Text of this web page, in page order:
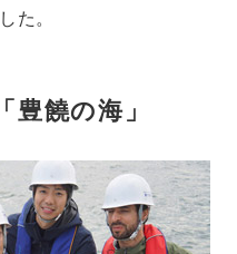
た。
豊饒の海」